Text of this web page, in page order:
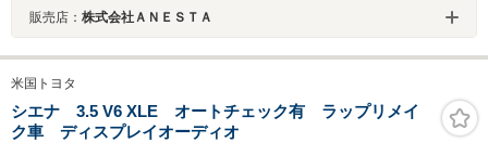
販売店： 株式会社ＡＮＥＳＴＡ
米国トヨタ
シエナ 3.5 V6 XLE オートチェック有 ラップリメイ
ク車 ディスプレイオーディオ